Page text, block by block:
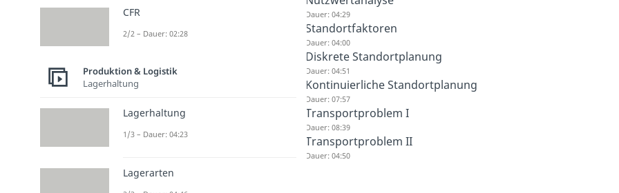
Dauer: 04:29
Standortfaktoren
Dauer: 04:00
Diskrete Standortplanung
Dauer: 04:51
Kontinuierliche Standortplanung
Dauer: 07:57
Transportproblem I
Dauer: 08:39
Transportproblem II
Dauer: 04:50
CFR
2/2 – Dauer: 02:28
Produktion & Logistik
Lagerhaltung
Lagerhaltung
1/3 – Dauer: 04:23
Lagerarten